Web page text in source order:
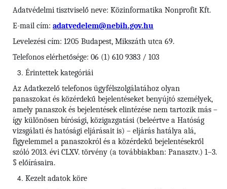
Adatvédelmi tisztviselő neve: Közinformatika Nonprofit Kft.
E-mail cím: adatvedelem@nebih.gov.hu
Levelezési cím: 1205 Budapest, Mikszáth utca 69.
Telefonos elérhetősége: 06 (1) 610 9383 / 103
Érintettek kategóriái
Az Adatkezelő telefonos ügyfélszolgálatához olyan
panaszokat és közérdekű bejelentéseket benyújtó személyek,
amely panaszok és bejelentések elintézése nem tartozik más –
így különösen bírósági, közigazgatási (beleértve a Hatóság
vizsgálati és hatósági eljárásait is) – eljárás hatálya alá,
figyelemmel a panaszokról és a közérdekű bejelentésekről
szóló 2013. évi CLXV. törvény (a továbbiakban: Panasztv.) 1–3.
§ előírásaira.
Kezelt adatok köre